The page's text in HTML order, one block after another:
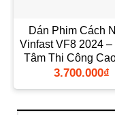
Dán Phim Cách
Vinfast VF8 2024 –
Tâm Thi Công
TPHCM
3.700.000₫